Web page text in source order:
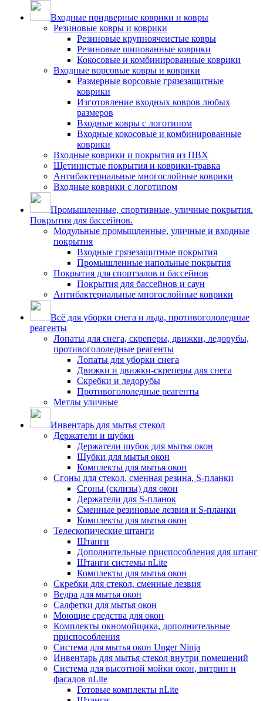
Входные придверные коврики и ковры
Резиновые ковры и коврики
Резиновые крупноячеистые ковры
Резиновые шипованные коврики
Кокосовые и комбинированные коврики
Входные ворсовые ковры и коврики
Размерные ворсовые грязезащитные
коврики
Изготовление входных ковров любых
размеров
Входные ковры с логотипом
Входные кокосовые и комбинированные
коврики
Входные коврики и покрытия из ПВХ
Щетинистые покрытия и коврики-травка
Антибактериальные многослойные коврики
Входные коврики с логотипом
Промышленные, спортивные, уличные покрытия.
Покрытия для бассейнов.
Модульные промышленные, уличные и входные
покрытия
Входные грязезащитные покрытия
Промышленные напольные покрытия
Покрытия для спортзалов и бассейнов
Покрытия для бассейнов и саун
Антибактериальные многослойные коврики
Всё для уборки снега и льда, противогололедные
реагенты
Лопаты для снега, скреперы, движки, ледорубы,
противогололедные реагенты
Лопаты для уборки снега
Движки и движки-скреперы для снега
Скребки и ледорубы
Противогололедные реагенты
Метлы уличные
Инвентарь для мытья стекол
Держатели и шубки
Держатели шубок для мытья окон
Шубки для мытья окон
Комплекты для мытья окон
Сгоны для стекол, сменная резина, S-планки
Сгоны (склизы) для окон
Держатели для S-планок
Сменные резиновые лезвия и S-планки
Комплекты для мытья окон
Телескопические штанги
Штанги
Дополнительные приспособления для штанг
Штанги системы nLite
Комплекты для мытья окон
Скребки для стекол, сменные лезвия
Ведра для мытья окон
Салфетки для мытья окон
Моющие средства для окон
Комплекты окномойщика, дополнительные
приспособления
Система для мытья окон Unger Ninja
Инвентарь для мытья стекол внутри помещений
Система для высотной мойки окон, витрин и
фасадов nLite
Готовые комплекты nLite